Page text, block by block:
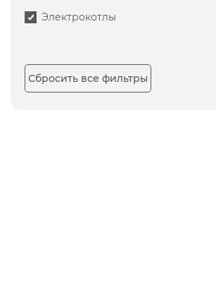
Электрокотлы
Сбросить все фильтры